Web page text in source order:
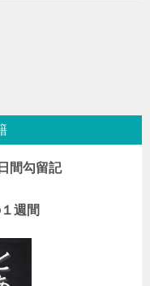
間勾留記
週間